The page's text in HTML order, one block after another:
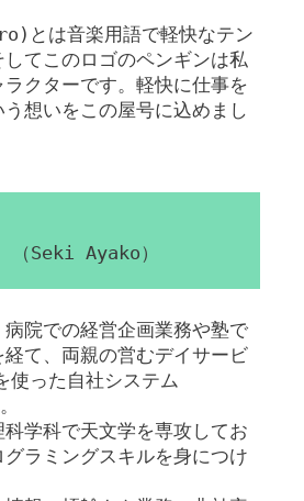
とは音楽用語で軽快なテン
てこのロゴのペンギンは私
クターです。軽快に仕事を
想いをこの屋号に込めまし
Seki Ayako）
院での経営企画業務や塾で
て、両親の営むデイサービ
った自社システム
学科で天文学を専攻してお
グラミングスキルを身につけ